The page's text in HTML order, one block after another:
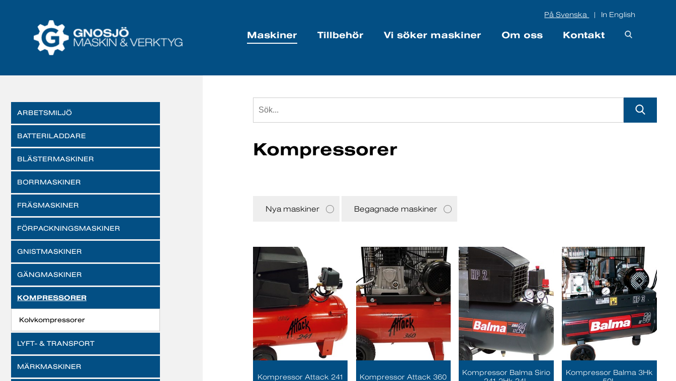
På Svenska In English
Maskiner Tillbehör Vi söker maskiner Om oss Kontakt
ARBETSMILJÖ
BATTERILADDARE
BLÄSTERMASKINER
BORRMASKINER
FRÄSMASKINER
FÖRPACKNINGSMASKINER
GNISTMASKINER
GÄNGMASKINER
KOMPRESSORER
Kolvkompressorer
LYFT- & TRANSPORT
MÄRKMASKINER
Kompressorer
Nya maskiner Begagnade maskiner
Kompressor Attack 241 Kompressor Attack 360
Kompressor Balma Sirio
Kompressor Balma 3Hk